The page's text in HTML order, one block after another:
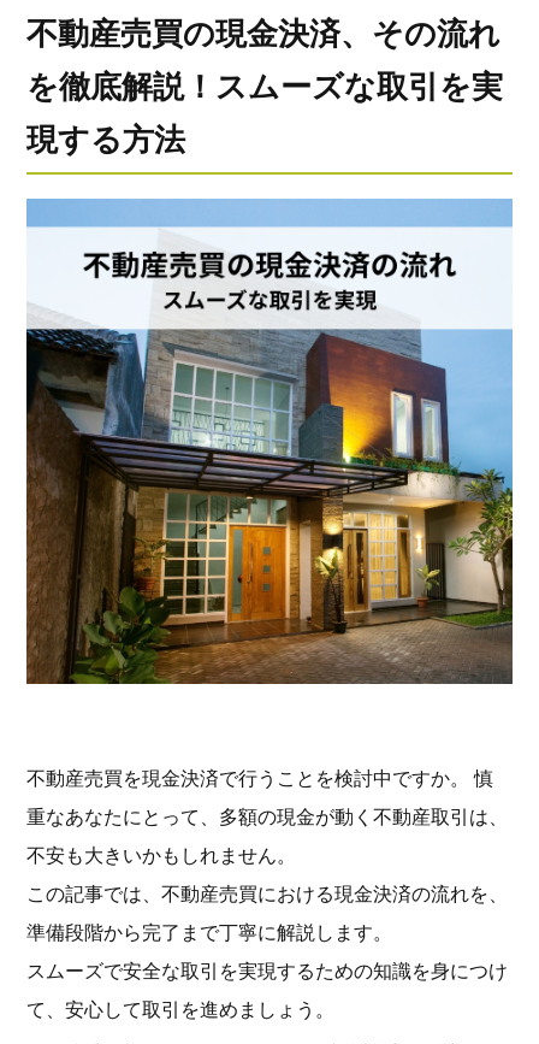
不動産売買の現金決済、その流れ
を徹底解説！スムーズな取引を実
現する方法
不動産売買を現金決済で行うことを検討中ですか。 慎
重なあなたにとって、多額の現金が動く不動産取引は、
不安も大きいかもしれません。
この記事では、不動産売買における現金決済の流れを、
準備段階から完了まで丁寧に解説します。
スムーズで安全な取引を実現するための知識を身につけ
て、安心して取引を進めましょう。